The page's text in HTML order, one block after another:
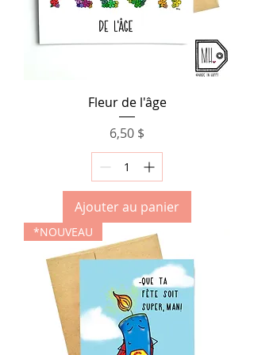
Fleur de l'âge
Prix
6,50 $
Ajouter au panier
*NOUVEAU